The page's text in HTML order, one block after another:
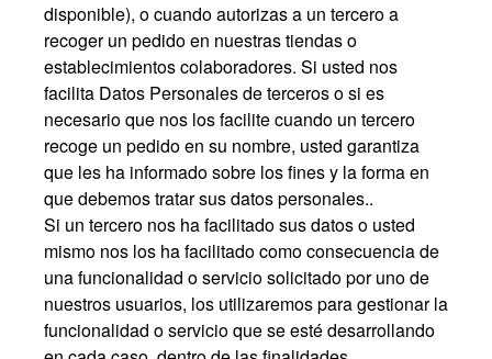
disponible), o cuando autorizas a un tercero a
recoger un pedido en nuestras tiendas o
establecimientos colaboradores. Si usted nos
facilita Datos Personales de terceros o si es
necesario que nos los facilite cuando un tercero
recoge un pedido en su nombre, usted garantiza
que les ha informado sobre los fines y la forma en
que debemos tratar sus datos personales..
Si un tercero nos ha facilitado sus datos o usted
mismo nos los ha facilitado como consecuencia de
una funcionalidad o servicio solicitado por uno de
nuestros usuarios, los utilizaremos para gestionar la
funcionalidad o servicio que se esté desarrollando